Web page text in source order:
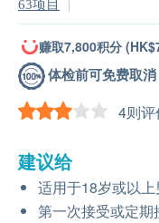
63项目
赚取7,800积分
体检前可免费取消
4则评
建议给
适用于18岁或以
第一次接受或定